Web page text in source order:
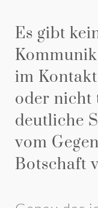
Es gibt
im
oder nicht
deutliche
vom
Botschaft